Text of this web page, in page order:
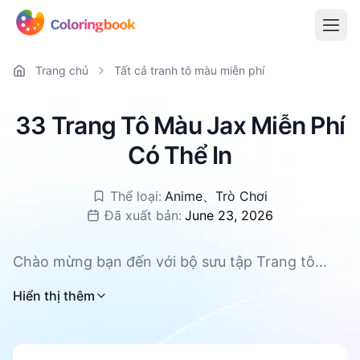
Trang chủ Tất cả tranh tô màu miễn phí
33 Trang Tô Màu Jax Miễn Phí
Có Thể In
Thể loại: Anime、 Trò Chơi
Đã xuất bản: June 23, 2026
Chào mừng bạn đến với bộ sưu tập Trang tô
nhau khám phá thế giới đầy màu sắc và ngộ
Có thể in và Miễn phí, bạn sẽ tìm thấy những
Hiển thị thêm